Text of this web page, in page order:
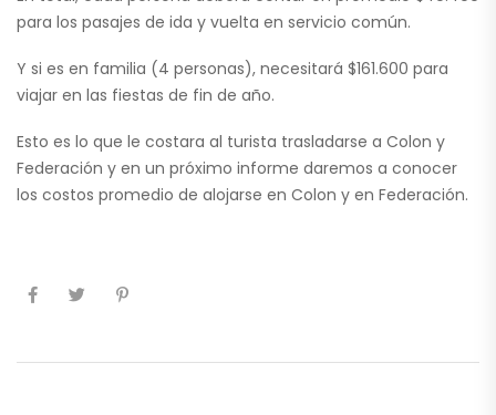
para los pasajes de ida y vuelta en servicio común.
Y si es en familia (4 personas), necesitará $161.600 para
viajar en las fiestas de fin de año.
Esto es lo que le costara al turista trasladarse a Colon y
Federación y en un próximo informe daremos a conocer
los costos promedio de alojarse en Colon y en Federación.